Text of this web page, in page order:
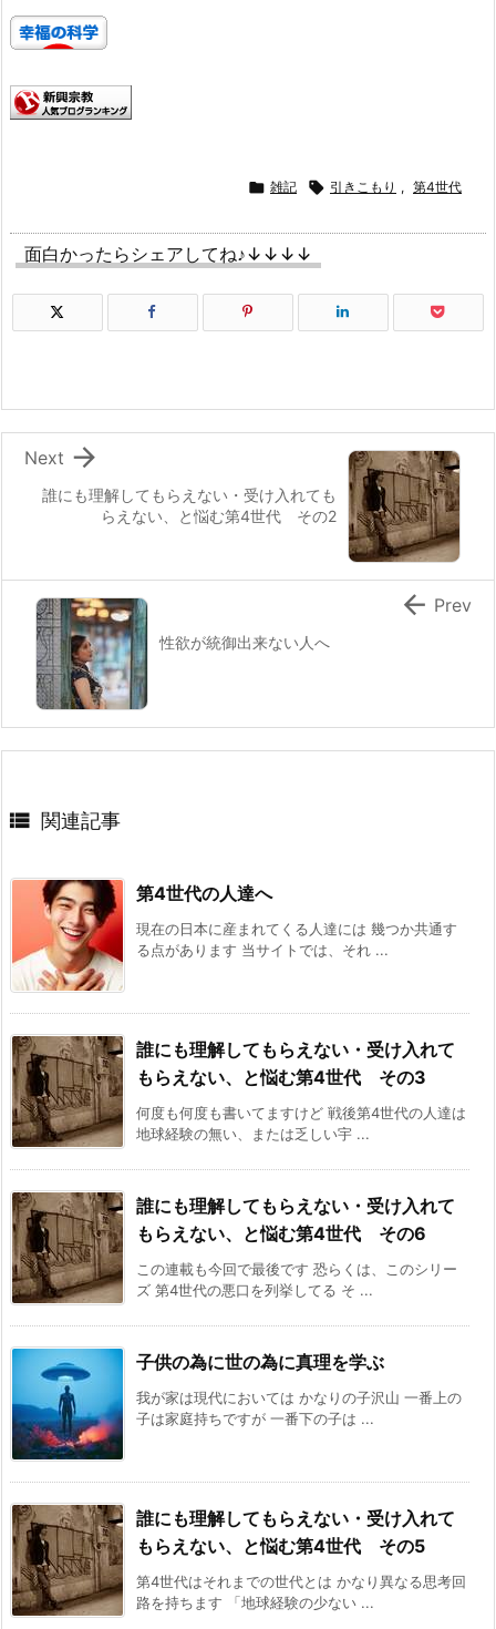
 雑記  引きこもり , 第4世代
面白かったらシェアしてね♪↓↓↓↓
誰にも理解してもらえない・受け入れても
らえない、と悩む第4世代 その2

Next
性欲が統御出来ない人へ
 Prev
 関連記事
第4世代の人達へ
現在の日本に産まれてくる人達には 幾つか共通す
る点があります 当サイトでは、それ ...
誰にも理解してもらえない・受け入れて
もらえない、と悩む第4世代 その3
何度も何度も書いてますけど 戦後第4世代の人達は
地球経験の無い、または乏しい宇 ...
誰にも理解してもらえない・受け入れて
もらえない、と悩む第4世代 その6
この連載も今回で最後です 恐らくは、このシリー
ズ 第4世代の悪口を列挙してる そ ...
子供の為に世の為に真理を学ぶ
我が家は現代においては かなりの子沢山 一番上の
子は家庭持ちですが 一番下の子は ...
誰にも理解してもらえない・受け入れて
もらえない、と悩む第4世代 その5
第4世代はそれまでの世代とは かなり異なる思考回
路を持ちます 「地球経験の少ない ...